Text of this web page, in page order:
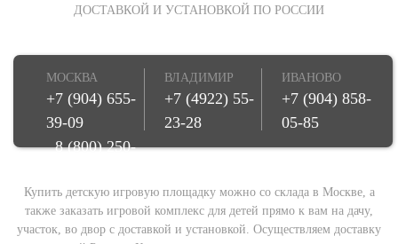
ДОСТАВКОЙ И УСТАНОВКОЙ ПО РОССИИ
МОСКВА
+7 (904) 655-
39-09
8 (800) 250-
ВЛАДИМИР
+7 (4922) 55-
23-28
ИВАНОВО
+7 (904) 858-
05-85
Купить детскую игровую площадку можно со склада в Москве, а
также заказать игровой комплекс для детей прямо к вам на дачу,
участок, во двор с доставкой и установкой. Осуществляем доставку